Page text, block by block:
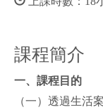
課程簡介
一、課程目的
（一）透過生活